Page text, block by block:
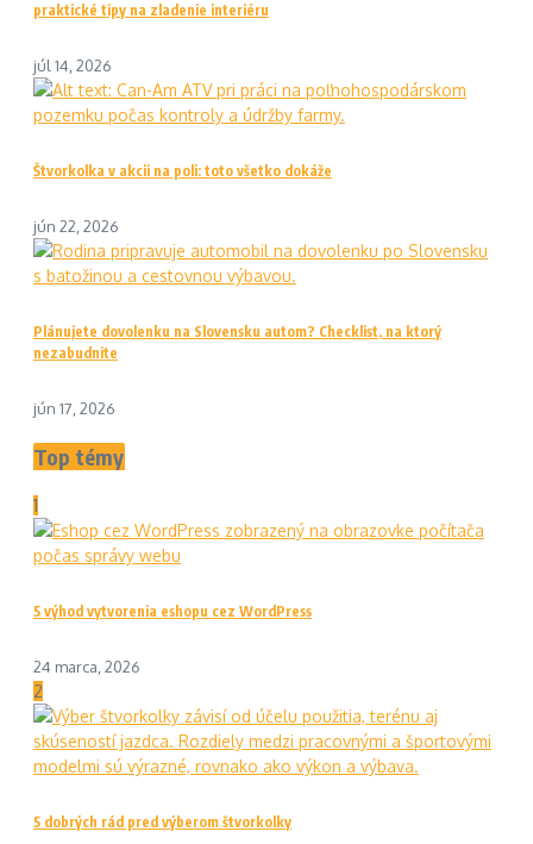
praktické tipy na zladenie interiéru
júl 14, 2026
Štvorkolka v akcii na poli: toto všetko dokáže
jún 22, 2026
Plánujete dovolenku na Slovensku autom? Checklist, na ktorý
nezabudnite
jún 17, 2026
Top témy
1
5 výhod vytvorenia eshopu cez WordPress
24 marca, 2026
2
5 dobrých rád pred výberom štvorkolky